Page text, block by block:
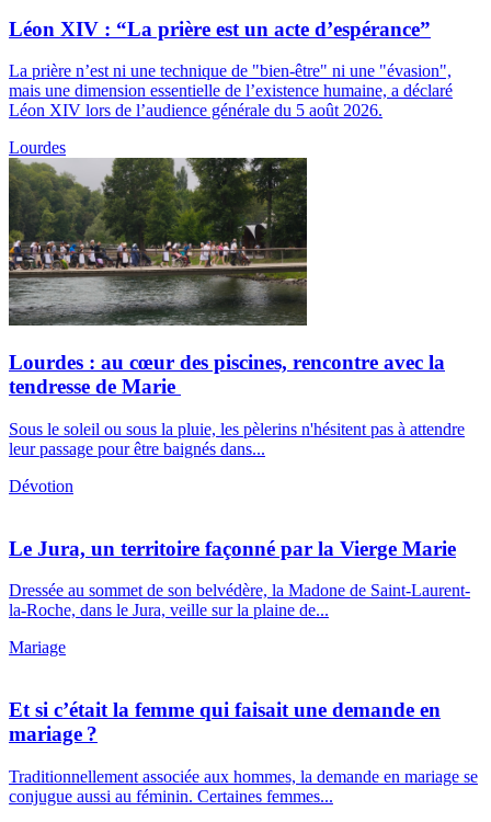
Léon XIV : “La prière est un acte d’espérance”
La prière n’est ni une technique de "bien-être" ni une "évasion",
mais une dimension essentielle de l’existence humaine, a déclaré
Léon XIV lors de l’audience générale du 5 août 2026.
Lourdes
Lourdes : au cœur des piscines, rencontre avec la
tendresse de Marie
Sous le soleil ou sous la pluie, les pèlerins n'hésitent pas à attendre
leur passage pour être baignés dans...
Dévotion
Le Jura, un territoire façonné par la Vierge Marie
Dressée au sommet de son belvédère, la Madone de Saint-Laurent-
la-Roche, dans le Jura, veille sur la plaine de...
Mariage
Et si c’était la femme qui faisait une demande en
mariage ?
Traditionnellement associée aux hommes, la demande en mariage se
conjugue aussi au féminin. Certaines femmes...